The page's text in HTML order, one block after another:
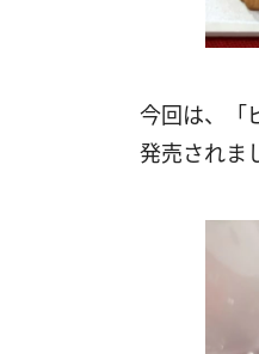
今回は、「
発売されま